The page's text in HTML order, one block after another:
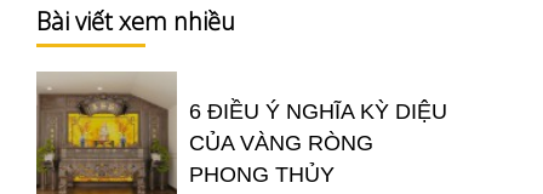
Bài viết xem nhiều
6 ĐIỀU Ý NGHĨA KỲ DIỆU
CỦA VÀNG RÒNG
PHONG THỦY